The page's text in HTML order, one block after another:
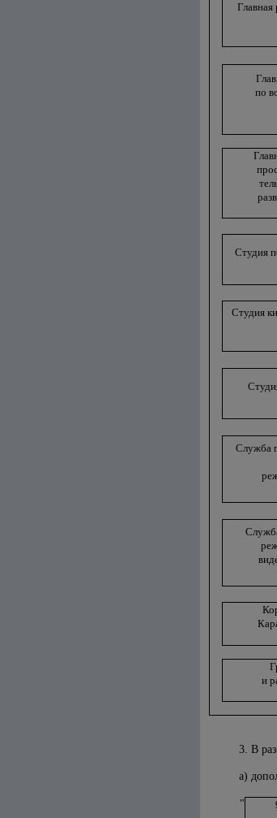
по
Студия
Студия
Служба
и
3. В
а)
"